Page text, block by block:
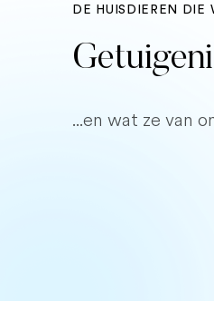
DE HUISDIEREN DIE
...en wat ze van